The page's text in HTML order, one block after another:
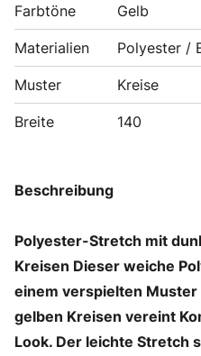
Farbtöne Gelb
Materialien Polyester /
Muster Kreise
Breite 140
Beschreibung
Polyester-Stretch mit
Kreisen Dieser weiche
einem verspielten Muster
gelben Kreisen vereint
Look. Der leichte Stretch